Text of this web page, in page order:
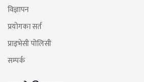
विज्ञापन
प्रयोगका सर्त
प्राइभेसी पोलिसी
सम्पर्क